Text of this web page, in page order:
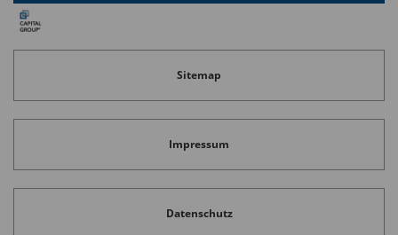
Länderstruktur der beiden Märkte, sind die
Diversifikationsvorteile eines globalen Ansatzes
Sitemap
Impressum
Datenschutz